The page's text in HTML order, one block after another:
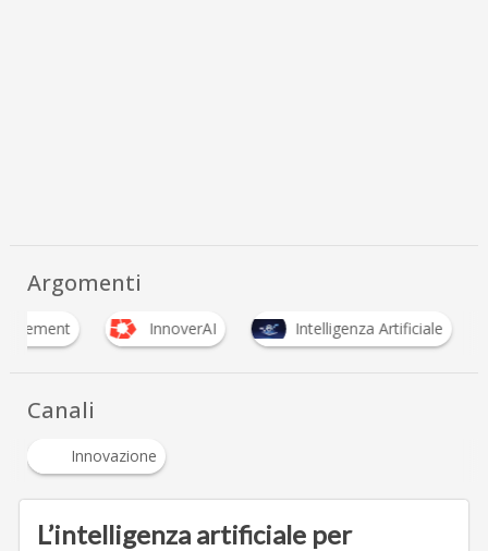
Argomenti
InnoverAI Intelligenza Artificiale
Canali
Innovazione
L’intelligenza artificiale per